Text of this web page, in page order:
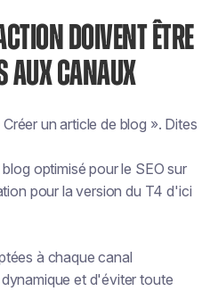
DOIVENT ÊTRE
AUX CANAUX
un article de blog ». Dites
optimisé pour le SEO sur
pour la version du T4 d'ici
à chaque canal
et d'éviter toute